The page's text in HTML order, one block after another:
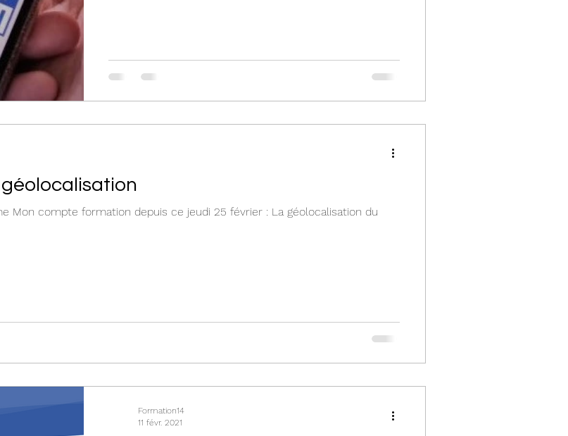
géolocalisation
Mon compte formation depuis ce jeudi 25 février : La géolocalisation du
Formation14
11 févr. 2021